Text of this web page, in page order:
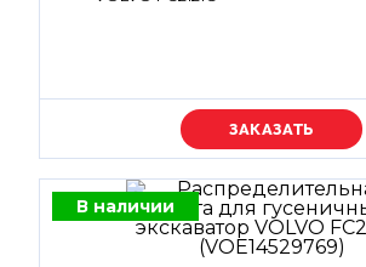
Уточняйте цену
В наличии